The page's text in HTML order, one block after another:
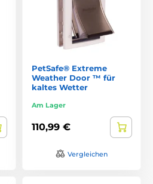
PetSafe® Extreme
Weather Door ™ für
kaltes Wetter
Am Lager
110,99 €
Vergleichen